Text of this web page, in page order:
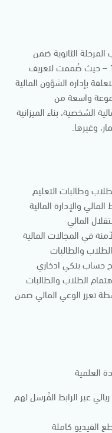
الثانوية ضمن
برنامج الوعي المالي والإدخار للعام 1447 – حيث صُممت لتعريف
بإدارة الشؤون المالية
واسعة من
الشخصية، بناء الميزانية
وغيرها.
وطالبات التعليم
والإدارة المالية
المالي
في المجالات المالية
والطالبات
حساب بنكي ادخاري
الطلاب والطالبات
تعزز الوعي المالي ضمن
العلمية
عبر الرابط المُرسل لهم
الفيديو كاملة